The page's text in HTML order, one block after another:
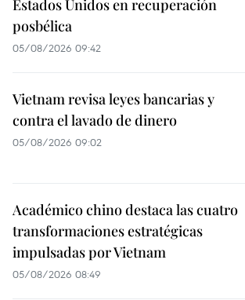
Estados Unidos en recuperación
posbélica
05/08/2026 09:42
Vietnam revisa leyes bancarias y
contra el lavado de dinero
05/08/2026 09:02
Académico chino destaca las cuatro
transformaciones estratégicas
impulsadas por Vietnam
05/08/2026 08:49